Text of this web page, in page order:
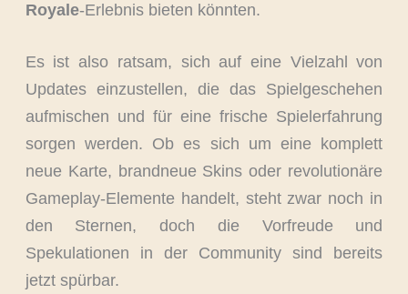
Royale-Erlebnis bieten könnten.
Es ist also ratsam, sich auf eine Vielzahl von
Updates einzustellen, die das Spielgeschehen
aufmischen und für eine frische Spielerfahrung
sorgen werden. Ob es sich um eine komplett
neue Karte, brandneue Skins oder revolutionäre
Gameplay-Elemente handelt, steht zwar noch in
den Sternen, doch die Vorfreude und
Spekulationen in der Community sind bereits
jetzt spürbar.